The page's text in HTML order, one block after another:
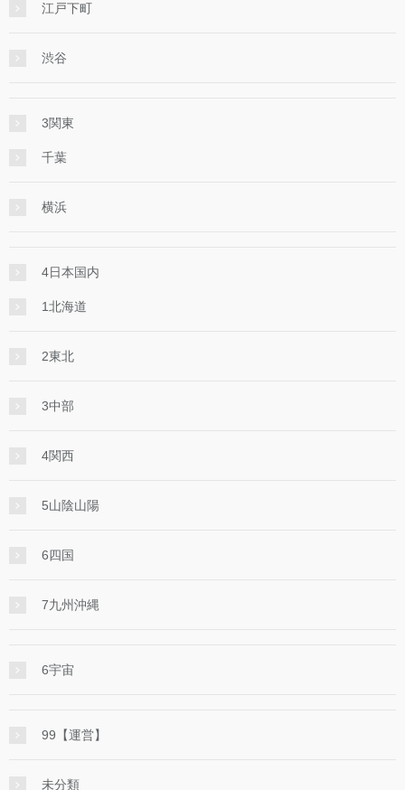
江戸下町
渋谷
3関東
千葉
横浜
4日本国内
1北海道
2東北
3中部
4関西
5山陰山陽
6四国
7九州沖縄
6宇宙
99【運営】
未分類